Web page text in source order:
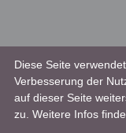
Diese Seite
Verbesserung der
auf dieser Seite
zu. Weitere Infos